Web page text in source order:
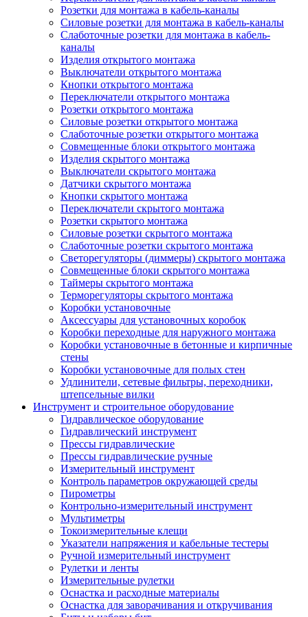
Розетки для монтажа в кабель-каналы
Силовые розетки для монтажа в кабель-каналы
Слаботочные розетки для монтажа в кабель-
каналы
Изделия открытого монтажа
Выключатели открытого монтажа
Кнопки открытого монтажа
Переключатели открытого монтажа
Розетки открытого монтажа
Силовые розетки открытого монтажа
Слаботочные розетки открытого монтажа
Совмещенные блоки открытого монтажа
Изделия скрытого монтажа
Выключатели скрытого монтажа
Датчики скрытого монтажа
Кнопки скрытого монтажа
Переключатели скрытого монтажа
Розетки скрытого монтажа
Силовые розетки скрытого монтажа
Слаботочные розетки скрытого монтажа
Светорегуляторы (диммеры) скрытого монтажа
Совмещенные блоки скрытого монтажа
Таймеры скрытого монтажа
Терморегуляторы скрытого монтажа
Коробки установочные
Аксессуары для установочных коробок
Коробки переходные для наружного монтажа
Коробки установочные в бетонные и кирпичные
стены
Коробки установочные для полых стен
Удлинители, сетевые фильтры, переходники,
штепсельные вилки
Инструмент и строительное оборудование
Гидравлическое оборудование
Гидравлический инструмент
Прессы гидравлические
Прессы гидравлические ручные
Измерительный инструмент
Контроль параметров окружающей среды
Пирометры
Контрольно-измерительный инструмент
Мультиметры
Токоизмерительные клещи
Указатели напряжения и кабельные тестеры
Ручной измерительный инструмент
Рулетки и ленты
Измерительные рулетки
Оснастка и расходные материалы
Оснастка для заворачивания и откручивания